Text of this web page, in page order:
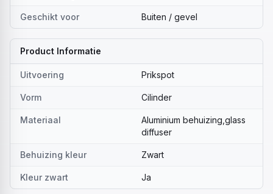
Geschikt voor Buiten / gevel
Product Informatie
Uitvoering Prikspot
Vorm Cilinder
Materiaal
Aluminium behuizing,glass
diffuser
Behuizing kleur Zwart
Kleur zwart Ja